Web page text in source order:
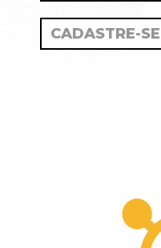
CADASTRE-